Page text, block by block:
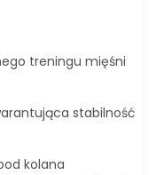
treningu mięśni
stabilność
kolana